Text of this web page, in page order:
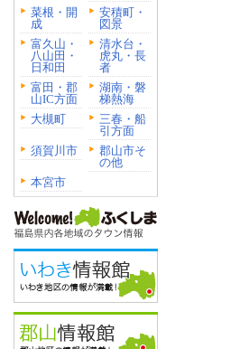
菜根・開
成
安積町・
図景
富久山・
八山田・
日和田
清水台・
虎丸・長
者
富田・郡
山IC方面
湖南・磐
梯熱海
大槻町
三春・船
引方面
須賀川市
郡山市そ
の他
本宮市